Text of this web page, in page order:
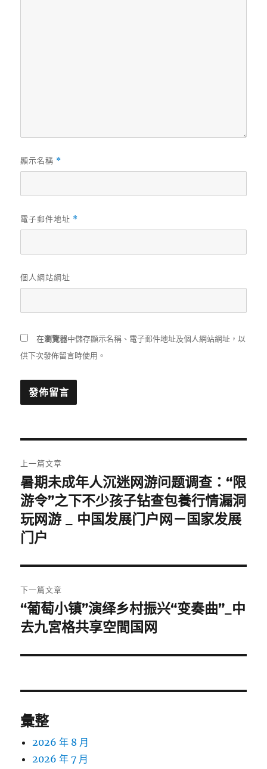
顯示名稱 *
電子郵件地址 *
個人網站網址
在瀏覽器中儲存顯示名稱、電子郵件地址及個人網站網址，以
供下次發佈留言時使用。
章
導
覽
上一篇文章
上
一
篇
文
章:
暑期未成年人沉迷网游问题调查：“限
游令”之下不少孩子钻查包養行情漏洞
玩网游 _ 中国发展门户网－国家发展
门户
下一篇文章
下
一
文
“葡萄小镇”演绎乡村振兴“变奏曲”_中
去九宮格共享空間国网
彙整
2026 年 8 月
2026 年 7 月